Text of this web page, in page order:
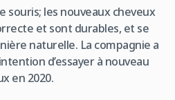
souris; les nouveaux cheveux
et sont durables, et se
naturelle. La compagnie a
d’essayer à nouveau
en 2020.